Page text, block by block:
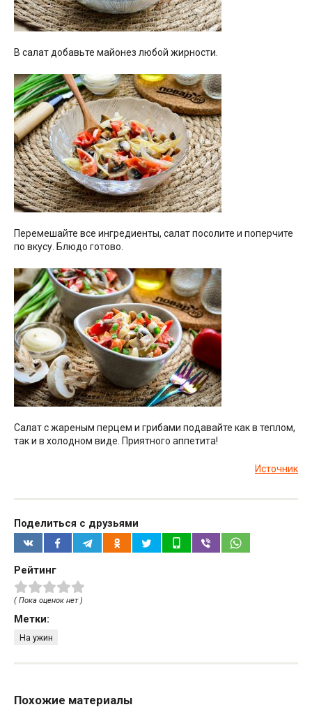
В салат добавьте майонез любой жирности.
Перемешайте все ингредиенты, салат посолите и поперчите
по вкусу. Блюдо готово.
Салат с жареным перцем и грибами подавайте как в теплом,
так и в холодном виде. Приятного аппетита!
Источник
Поделиться с друзьями
Рейтинг
( Пока оценок нет )
Метки:
На ужин
Похожие материалы